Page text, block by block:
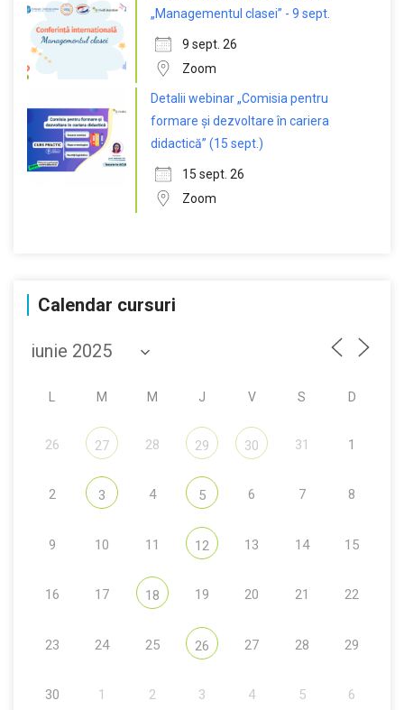
„Managementul clasei” - 9 sept.
9 sept. 26
Zoom
Detalii webinar „Comisia pentru
formare și dezvoltare în cariera
didactică” (15 sept.)
15 sept. 26
Zoom
Calendar cursuri
M M J V S D
26 27 28 29 30 31 1
2 3 4 5 6 7 8
9 10 11 12 13 14 15
16 17 18 19 20 21 22
23 24 25 26 27 28 29
30 1 2 3 4 5 6